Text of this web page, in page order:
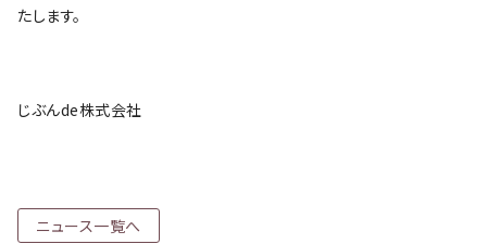
たします。
じぶんde株式会社
ニュース一覧へ